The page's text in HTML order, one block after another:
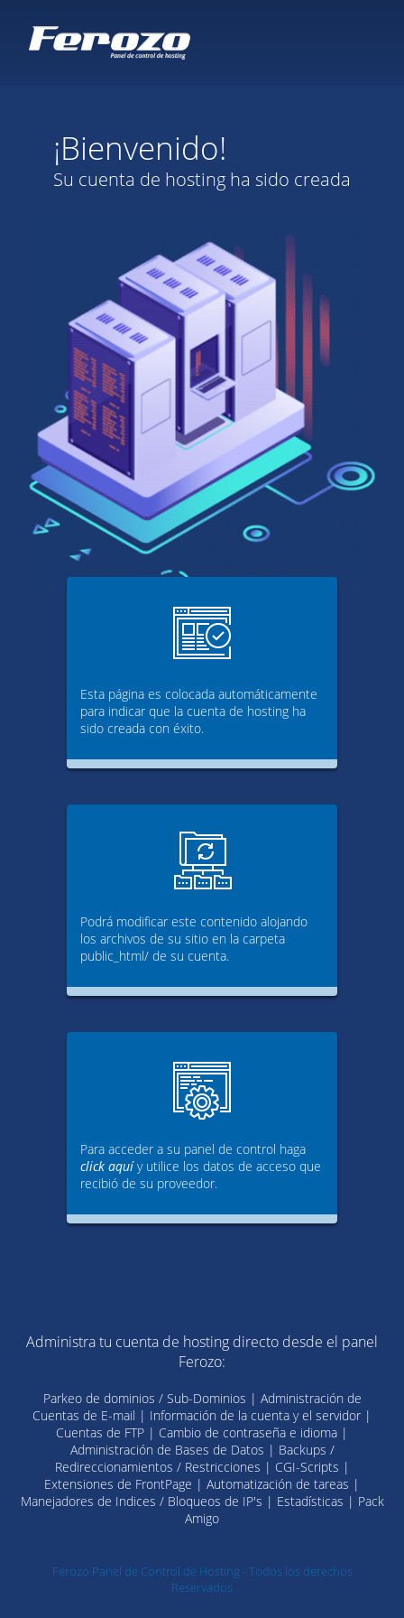
¡Bienvenido!
Su cuenta de hosting ha sido creada
Esta página es colocada automáticamente
para indicar que la cuenta de hosting ha
sido creada con éxito.
Podrá modificar este contenido alojando
los archivos de su sitio en la carpeta
public_html/ de su cuenta.
Para acceder a su panel de control haga
click aquíy utilice los datos de acceso que
recibió de su proveedor.
Administra tu cuenta de hosting directo desde el panel
Ferozo:
Parkeo de dominios / Sub-Dominios | Administración de
Cuentas de E-mail | Información de la cuenta y el servidor |
Cuentas de FTP | Cambio de contraseña e idioma |
Administración de Bases de Datos | Backups /
Redireccionamientos / Restricciones | CGI-Scripts |
Extensiones de FrontPage | Automatización de tareas |
Manejadores de Indices / Bloqueos de IP's | Estadísticas | Pack
Amigo
Ferozo Panel de Control de Hosting - Todos los derechos
Reservados